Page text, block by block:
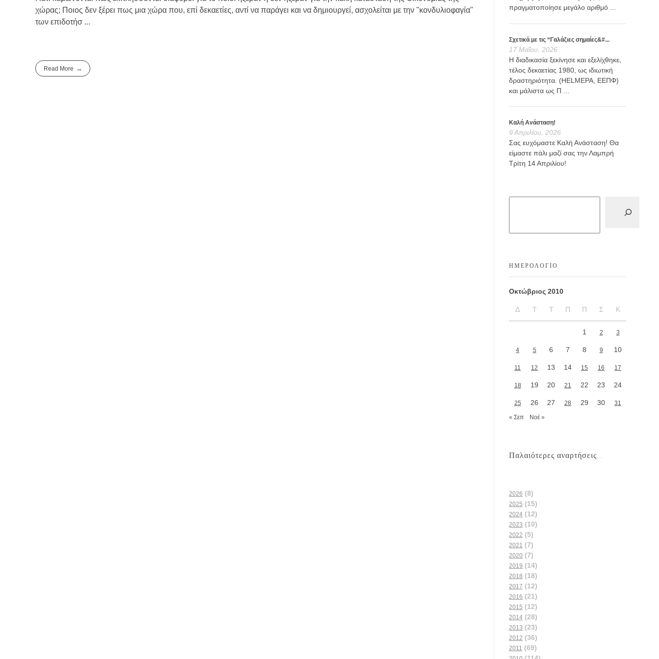
χώρας; Ποιος δεν ξέρει πως μια χώρα που, επί δεκαετίες, αντί να παράγει και να δημιουργεί, ασχολείται με την "κονδυλιοφαγία"
των επιδοτήσ ...
Read More
πραγματοποίησε μεγάλο αριθμό ...
Σχετικά με τις “Γαλάζιες σημαίες&#...
17 Μαΐου, 2026
Η διαδικασία ξεκίνησε και εξελίχθηκε,
τέλος δεκαετίας 1980, ως ιδιωτική
δραστηριότητα. (HELMEPA, ΕΕΠΦ)
και μάλιστα ως Π ...
Καλή Ανάσταση!
9 Απριλίου, 2026
Σας ευχόμαστε Καλή Ανάσταση! Θα
είμαστε πάλι μαζί σας την Λαμπρή
Τρίτη 14 Απριλίου!
ΗΜΕΡΟΛΌΓΙΟ
Οκτώβριος 2010
Δ Τ Τ Π Π Σ Κ
1 2 3
4 5 6 7 8 9 10
11 12 13 14 15 16 17
18 19 20 21 22 23 24
25 26 27 28 29 30 31
« Σεπ Νοέ »
Παλαιότερες αναρτήσεις...
2026 (8)
2025 (15)
2024 (12)
2023 (10)
2022 (5)
2021 (7)
2020 (7)
2019 (14)
2018 (18)
2017 (12)
2016 (21)
2015 (12)
2014 (28)
2013 (23)
2012 (36)
2011 (69)